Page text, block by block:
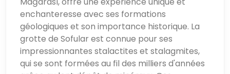
enchanteresse avec ses formations
géologiques et son importance historique. La
grotte de Sofular est connue pour ses
impressionnantes stalactites et stalagmites,
qui se sont formées au fil des milliers d'années